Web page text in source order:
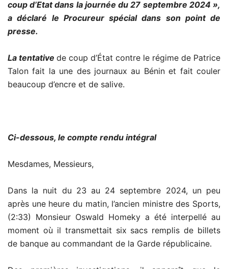
coup d’Etat dans la journée du 27 septembre 2024 »,
a déclaré le Procureur spécial dans son point de
presse.
La tentative de coup d’État contre le régime de Patrice
Talon fait la une des journaux au Bénin et fait couler
beaucoup d’encre et de salive.
Ci-dessous, le compte rendu intégral
Mesdames, Messieurs,
Dans la nuit du 23 au 24 septembre 2024, un peu
après une heure du matin, l’ancien ministre des Sports,
(2:33) Monsieur Oswald Homeky a été interpellé au
moment où il transmettait six sacs remplis de billets
de banque au commandant de la Garde républicaine.